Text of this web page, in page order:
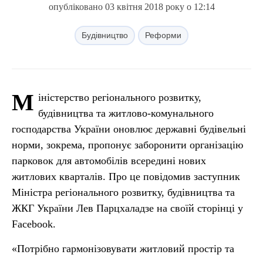
опубліковано 03 квітня 2018 року о 12:14
Будівництво Реформи
М іністерство регіонального розвитку,
будівництва та житлово-комунального
господарства України оновлює державні будівельні
норми, зокрема, пропонує заборонити організацію
парковок для автомобілів всередині нових
житлових кварталів. Про це повідомив заступник
Міністра регіонального розвитку, будівництва та
ЖКГ України Лев Парцхаладзе на своїй сторінці у
Facebook.
«Потрібно гармонізовувати житловий простір та